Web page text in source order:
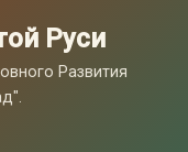
Руси
Развития